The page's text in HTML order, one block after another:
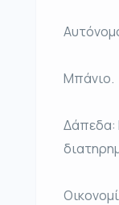
Μπάνιο.
Δάπεδα: